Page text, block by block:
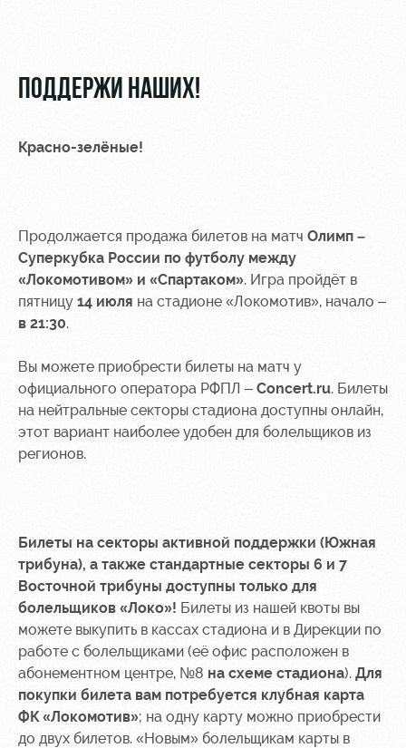
МГН
Организация
мероприятий
Аренда
Аренда
площадей
Ледовый
дворец
Локо-Лето
Академия
поступить
Руководство
Контакты
для
болельщиков
Банковская
карта
Заставки
Парковка
Карта
Информация
для
болельщиков
МГН
ПОДДЕРЖИ НАШИХ!
Красно-зелёные!
Продолжается продажа билетов на матч Олимп –
Суперкубка России по футболу между
«Локомотивом» и «Спартаком». Игра пройдёт в
пятницу 14 июля на стадионе «Локомотив», начало –
в 21:30.
Вы можете приобрести билеты на матч у
официального оператора РФПЛ – Concert.ru. Билеты
на нейтральные секторы стадиона доступны онлайн,
этот вариант наиболее удобен для болельщиков из
регионов.
Билеты на секторы активной поддержки (Южная
трибуна), а также стандартные секторы 6 и 7
Восточной трибуны доступны только для
болельщиков «Локо»! Билеты из нашей квоты вы
можете выкупить в кассах стадиона и в Дирекции по
работе с болельщиками (её офис расположен в
абонементном центре, №8 на схеме стадиона). Для
покупки билета вам потребуется клубная карта
ФК «Локомотив»; на одну карту можно приобрести
до двух билетов. «Новым» болельщикам карты в